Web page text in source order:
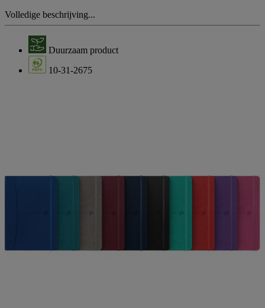
Volledige beschrijving...
Duurzaam product
10-31-2675